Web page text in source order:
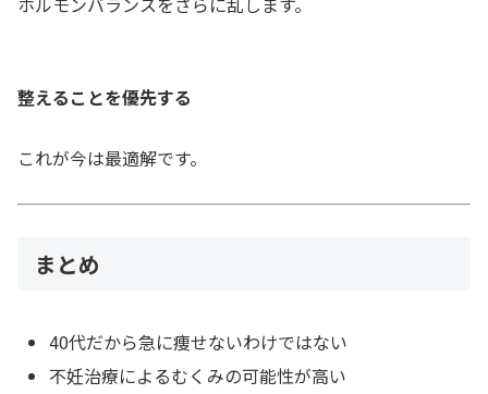
整えることを優先する
これが今は最適解です。
まとめ
40代だから急に痩せないわけではない
不妊治療によるむくみの可能性が高い